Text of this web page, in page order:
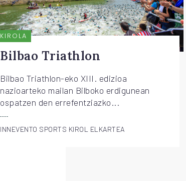
KIROLA
Bilbao Triathlon
Bilbao Triathlon-eko XIII. edizioa
nazioarteko mailan Bilboko erdigunean
ospatzen den errefentziazko...
INNEVENTO SPORTS KIROL ELKARTEA